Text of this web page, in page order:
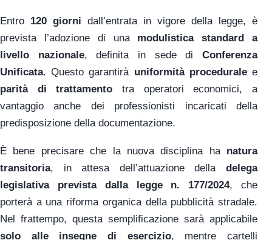
Entro 120 giorni dall’entrata in vigore della legge, è
prevista l’adozione di una modulistica standard a
livello nazionale, definita in sede diConferenza
Unificata. Questo garantirà uniformità proceduralee
parità di trattamento tra operatori economici, a
vantaggio anche dei professionisti incaricati della
predisposizione della documentazione.
È bene precisare che la nuova disciplina ha natura
transitoria, in attesa dell’attuazione della delega
legislativa prevista dalla legge n. 177/2024, che
porterà a una riforma organica della pubblicità stradale.
Nel frattempo, questa semplificazione sarà applicabile
solo alle insegne di esercizio, mentre cartelli